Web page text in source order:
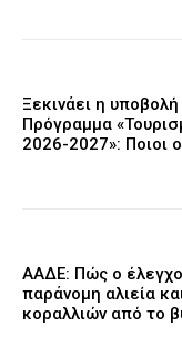
Ξεκινάει η
Πρόγραμμα
2026-2027»: Ποιοι
ΑΑΔΕ: Πώς ο
παράνομη αλιεία
κοραλλιών από το